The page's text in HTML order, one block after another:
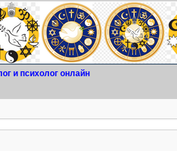
и психолог онлайн